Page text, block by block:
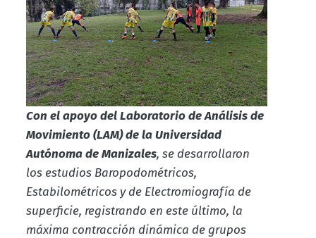
Con el apoyo del Laboratorio de Análisis de
Movimiento (LAM) de la Universidad
Autónoma de Manizales, se desarrollaron
los estudios Baropodométricos,
Estabilométricos y de Electromiografía de
superficie, registrando en este último, la
máxima contracción dinámica de grupos